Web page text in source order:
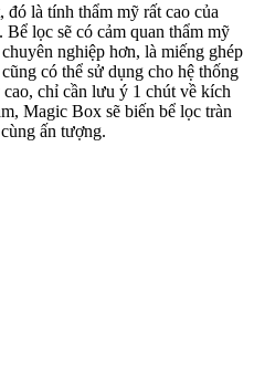
là tính thẩm mỹ rất cao của
lọc sẽ có cảm quan thẩm mỹ
nghiệp hơn, là miếng ghép
có thể sử dụng cho hệ thống
chỉ cần lưu ý 1 chút về kích
Magic Box sẽ biến bể lọc tràn
ấn tượng.